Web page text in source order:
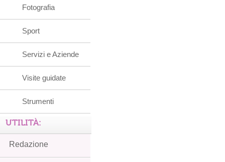
Fotografia
Sport
Servizi e Aziende
Visite guidate
Strumenti
UTILITÀ:
Redazione